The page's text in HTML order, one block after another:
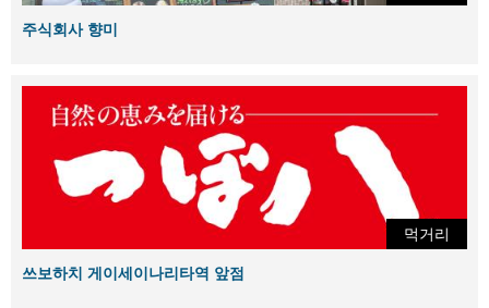
주식회사 향미
먹거리
쓰보하치 게이세이나리타역 앞점